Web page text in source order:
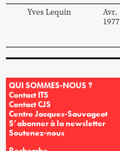
YvesLequin
Avr.
1977
QUI SOMMES-NOUS ?
Contact ITS
Contact CJS
Centre Jacques-Sauvageot
S’abonner à la newsletter
Soutenez-nous